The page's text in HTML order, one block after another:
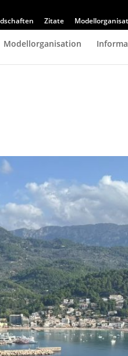
Zitate
Modellorganisation